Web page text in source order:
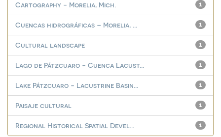
1
Cartography - Morelia, Mich.
1
Cuencas hidrográficas – Morelia, ...
1
Cultural landscape
1
Lago de Pátzcuaro - Cuenca Lacust...
1
Lake Pátzcuaro - Lacustrine Basin...
1
Paisaje cultural
1
Regional Historical Spatial Devel...